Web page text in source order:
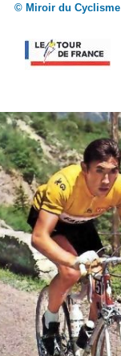
© Miroir du Cyclisme